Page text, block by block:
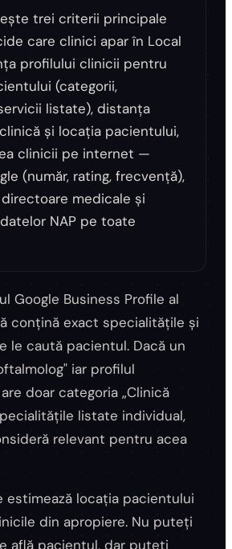
trei criterii principale
care clinici apar în Local
profilului clinicii pentru
(categorii,
listate), distanța
și locația pacientului,
clinicii pe internet —
(număr, rating, frecvență),
medicale și
NAP pe toate
Google Business Profile al
conțină exact specialitățile și
le caută pacientul. Dacă un
iar profilul
doar categoria „Clinică
listate individual,
relevant pentru acea
estimează locația pacientului
din apropiere. Nu puteți
află pacientul, dar puteți